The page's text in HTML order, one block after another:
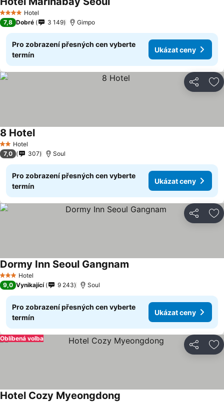
4 Počet hvězdiček
Hotel
7,8 Dobré 3 149 Gimpo
Pro zobrazení přesných cen vyberte
termín
Ukázat ceny
Sdílet
2 Počet hvězdiček
Hotel
8 Hotel
7,0 307 Soul
Pro zobrazení přesných cen vyberte
termín
Ukázat ceny
Sdílet
3 Počet hvězdiček
Hotel
Dormy Inn Seoul Gangnam
9,0 Vynikající 9 243 Soul
Pro zobrazení přesných cen vyberte
termín
Ukázat ceny
Sdílet
Oblíbená volba
Hotel Cozy Myeongdong